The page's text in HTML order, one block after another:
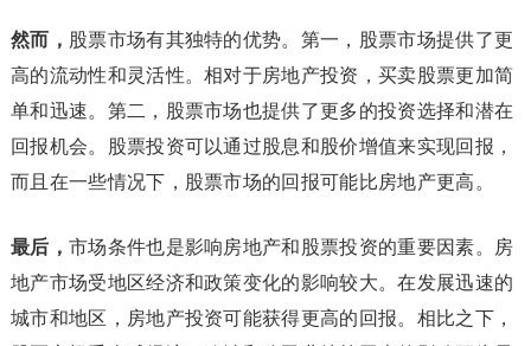
然而， 股票市场有其独特的优势。第一，股票市场提供了更
高的流动性和灵活性。相对于房地产投资，买卖股票更加简
单和迅速。第二，股票市场也提供了更多的投资选择和潜在
回报机会。股票投资可以通过股息和股价增值来实现回报，
而且在一些情况下，股票市场的回报可能比房地产更高。
最后， 市场条件也是影响房地产和股票投资的重要因素。房
地产市场受地区经济和政策变化的影响较大。在发展迅速的
城市和地区，房地产投资可能获得更高的回报。相比之下，